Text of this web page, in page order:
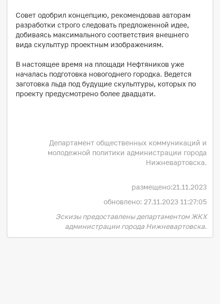
Совет одобрил концепцию, рекомендовав авторам
разработки строго следовать предложенной идее,
добиваясь максимального соответствия внешнего
вида скульптур проектным изображениям.
В настоящее время на площади Нефтяников уже
началась подготовка новогоднего городка. Ведется
заготовка льда под будущие скульптуры, которых по
проекту предусмотрено более двадцати.
Департамент общественных коммуникаций и
молодежной политики администрации города
Нижневартовска.
размещено:21.11.2023
обновлено: 27.11.2023 11:27:05
Эскизы предоставлены департаментом ЖКХ
администрации города Нижневартовска.